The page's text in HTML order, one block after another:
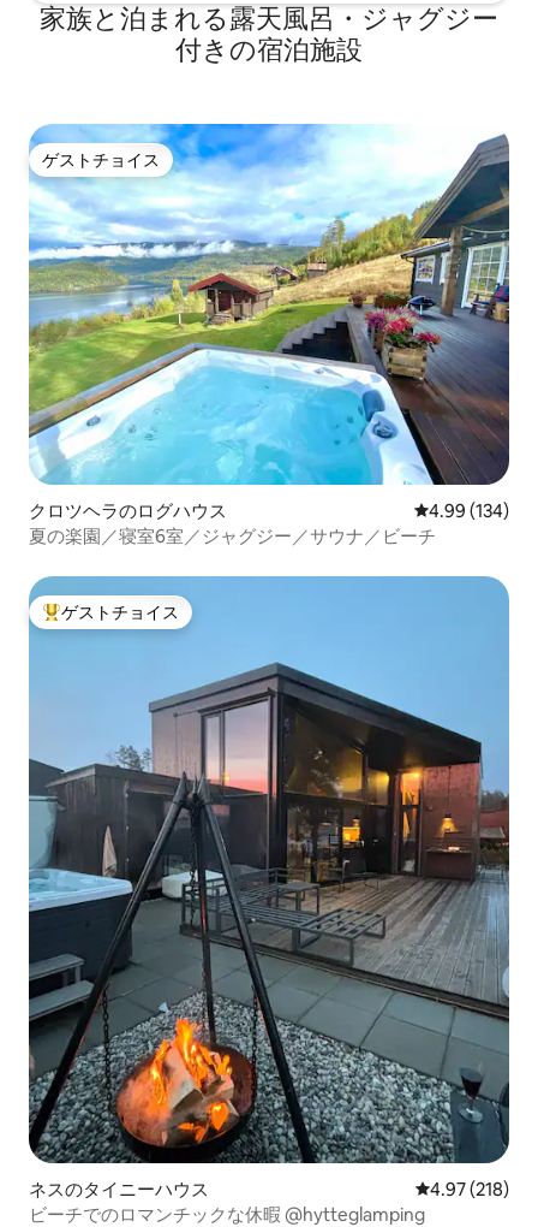
家族と泊まれる露天風呂・ジャグジー
付きの宿泊施設
ゲストチョイス
ゲストチョイス
クロツヘラのログハウス レビュー134
4.99 (134)
夏の楽園／寝室6室／ジャグジー／サウナ／ビーチ
大好評のゲストチョイスです。
ゲストチョイス
ネスのタイニーハウス レビュー218
4.97 (218)
ビーチでのロマンチックな休暇 @hytteglamping